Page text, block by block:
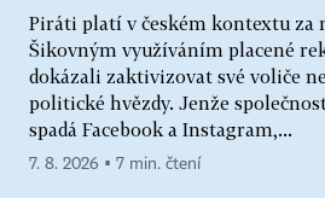
Piráti platí v českém kontextu za
Šikovným využíváním placené
dokázali zaktivizovat své voliče
politické hvězdy. Jenže
spadá Facebook a Instagram,...
7. 8. 2026 ▪ 7 min. čtení